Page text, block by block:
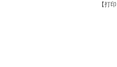
【打印